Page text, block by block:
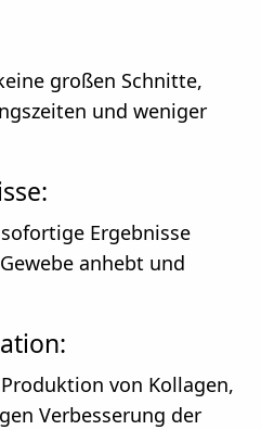
großen Schnitte,
und weniger
Ergebnisse
anhebt und
von Kollagen,
Verbesserung der